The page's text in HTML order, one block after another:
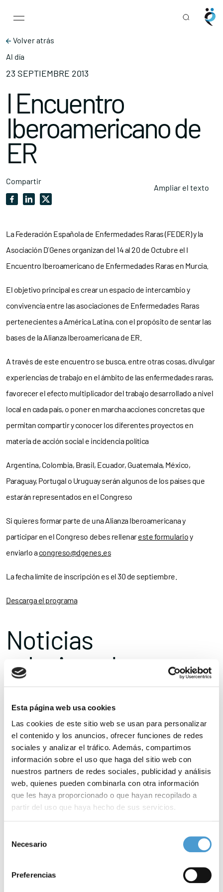
Esta página web usa cookies
Las cookies de este sitio web se usan para personalizar
el contenido y los anuncios, ofrecer funciones de redes
sociales y analizar el tráfico. Además, compartimos
información sobre el uso que haga del sitio web con
nuestros partners de redes sociales, publicidad y análisis
web, quienes pueden combinarla con otra información
que les haya proporcionado o que hayan recopilado a
partir del uso que haya hecho de sus servicios.
de cookies
Necesario
Preferencias
Main Navigation
Volver atrás
Al día
23 SEPTIEMBRE 2013
I Encuentro
Iberoamericano de
ER
Compartir
Ampliar el texto
La Federación Española de Enfermedades Raras (FEDER) y la
Asociación D´Genes organizan del 14 al 20 de Octubre el I
Encuentro Iberoamericano de Enfermedades Raras en Murcia.
El objetivo principal es crear un espacio de intercambio y
convivencia entre las asociaciones de Enfermedades Raras
pertenecientes a América Latina, con el propósito de sentar las
bases de la Alianza Iberoamericana de ER.
A través de este encuentro se busca, entre otras cosas, divulgar
experiencias de trabajo en el ámbito de las enfermedades raras,
favorecer el efecto multiplicador del trabajo desarrollado a nivel
local en cada país, o poner en marcha acciones concretas que
permitan compartir y conocer los diferentes proyectos en
materia de acción social e incidencia política
Argentina, Colombia, Brasil, Ecuador, Guatemala, México,
Paraguay, Portugal o Uruguay serán algunos de los países que
estarán representados en el Congreso
Si quieres formar parte de una Alianza Iberoamericana y
participar en el Congreso debes rellenareste formularioy
enviarlo acongreso@dgenes.es
La fecha límite de inscripción es el 30 de septiembre.
Descarga el programa
Noticias
relacionadas